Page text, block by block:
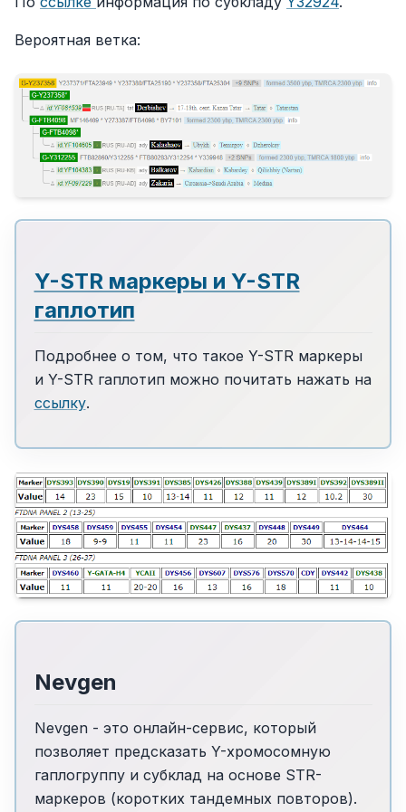
Вероятная ветка:
Y-STR маркеры и Y-STR
гаплотип
Подробнее о том, что такое Y-STR маркеры
и Y-STR гаплотип можно почитать нажать на
ссылку.
Nevgen
Nevgen - это онлайн-сервис, который
позволяет предсказать Y-хромосомную
гаплогруппу и субклад на основе STR-
маркеров (коротких тандемных повторов).